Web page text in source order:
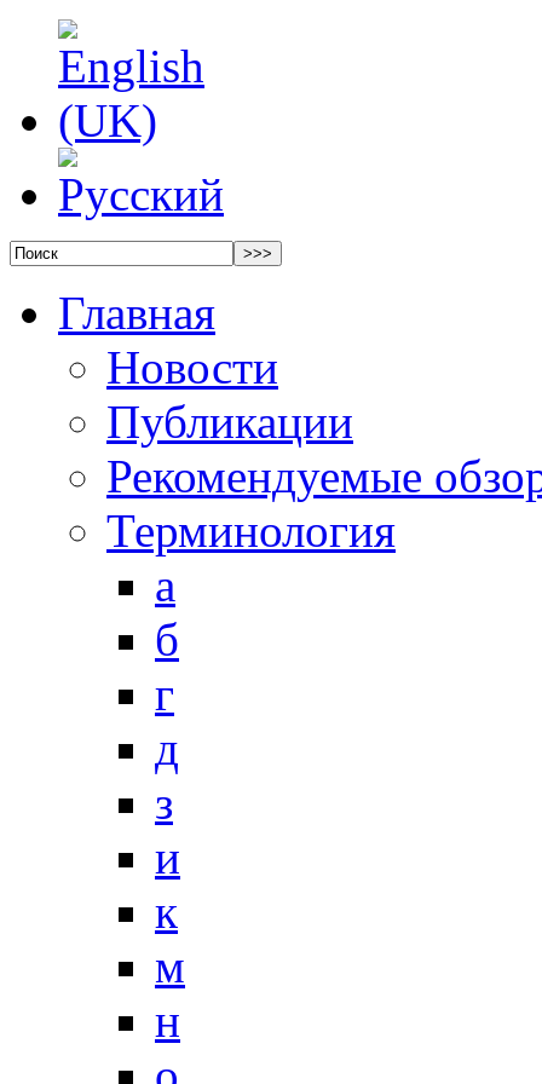
Главная
Новости
Публикации
Рекомендуемые
Терминология
a
б
г
д
з
и
к
м
н